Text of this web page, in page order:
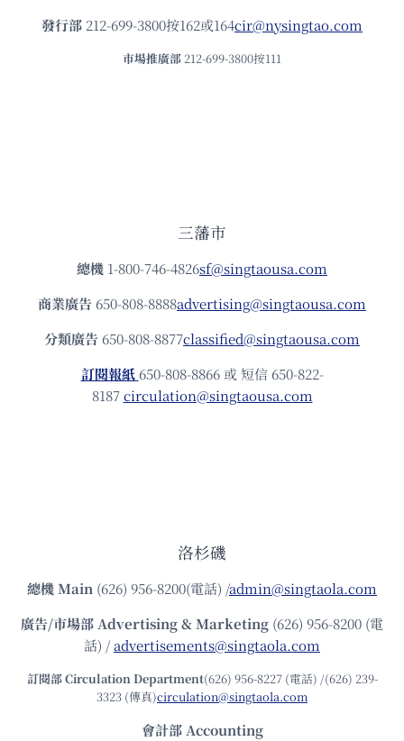
發⾏部 212-699-3800按162或164cir@nysingtao.com
市場推廣部 212-699-3800按111
三藩市
總機 1-800-746-4826sf@singtaousa.com
商業廣告 650-808-8888advertising@singtaousa.com
分類廣告 650-808-8877classified@singtaousa.com
訂閱報紙 650-808-8866 或 短信 650-822-
8187circulation@singtaousa.com
洛杉磯
總機Main (626) 956-8200(電話) /admin@singtaola.com
廣告/市場部Advertising & Marketing (626) 956-8200 (電
話) /advertisements@singtaola.com
訂閱部 Circulation Department(626) 956-8227 (電話) /(626) 239-
3323 (傳真)circulation@singtaola.com
會計部 Accounting